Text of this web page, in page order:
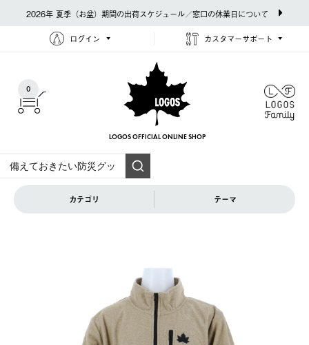
2026年 夏季（お盆）期間の出荷スケジュール／窓口の休業日について
ログイン カスタマーサポート
0
LOGOS OFFICIAL ONLINE SHOP
カテゴリ テーマ